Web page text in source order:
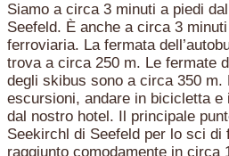
Siamo a circa 3 minuti a piedi
Seefeld. È anche a circa 3
ferroviaria. La fermata
trova a circa 250 m. Le fermate
degli skibus sono a circa 350 m.
escursioni, andare in bicicletta e
dal nostro hotel. Il principale
Seekirchl di Seefeld per lo sci di
raggiunto comodamente in circa